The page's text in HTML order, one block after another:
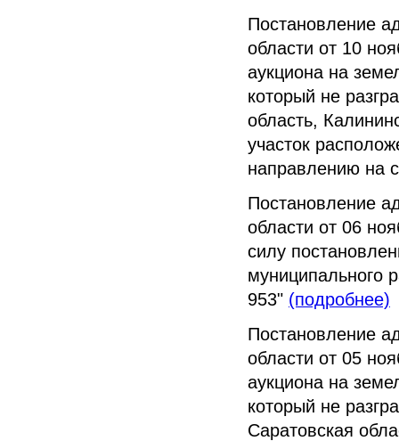
Постановление
области от 10
аукциона на
который не
область,
участок
направлению на
Постановление
области от 06
силу
муниципального
953" (подробнее)
Постановление
области от 05
аукциона на
который не
Саратовская